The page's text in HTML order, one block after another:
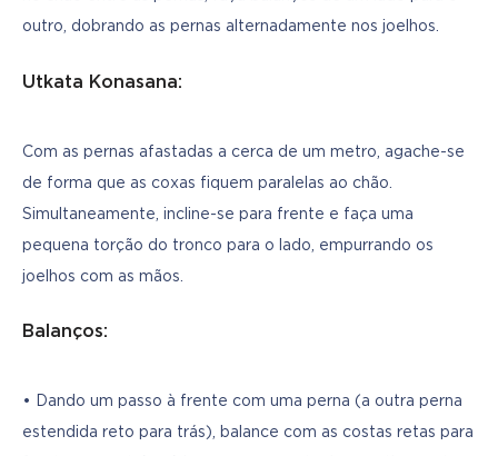
outro, dobrando as pernas alternadamente nos joelhos.
Utkata Konasana:
Com as pernas afastadas a cerca de um metro, agache-se
de forma que as coxas fiquem paralelas ao chão.
Simultaneamente, incline-se para frente e faça uma
pequena torção do tronco para o lado, empurrando os
joelhos com as mãos.
Balanços:
• Dando um passo à frente com uma perna (a outra perna
estendida reto para trás), balance com as costas retas para